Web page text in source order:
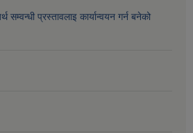
सम्वन्धी प्रस्तावलाइ कार्यान्वयन गर्न बनेको